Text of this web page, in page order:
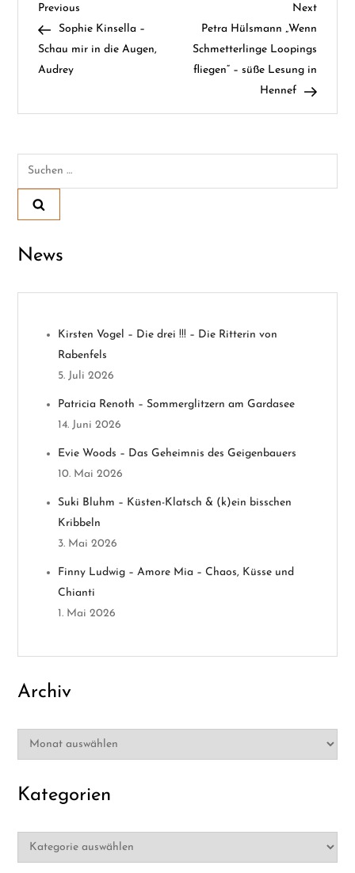
B
e
t
r
a
g
s
n
a
t
o
Previous
Post
Previous
Sophie Kinsella –
Schau mir in die Augen,
Audrey
Next
Post
Next
Petra Hülsmann „Wenn
Schmetterlinge Loopings
fliegen“ – süße Lesung in
Hennef
Suchen
News
Kirsten Vogel – Die drei !!! – Die Ritterin von
Rabenfels
5. Juli 2026
Patricia Renoth – Sommerglitzern am Gardasee
14. Juni 2026
Evie Woods – Das Geheimnis des Geigenbauers
10. Mai 2026
Suki Bluhm – Küsten-Klatsch & (k)ein bisschen
Kribbeln
3. Mai 2026
Finny Ludwig – Amore Mia – Chaos, Küsse und
Chianti
1. Mai 2026
Archiv
Archiv
Kategorien
Kategorien